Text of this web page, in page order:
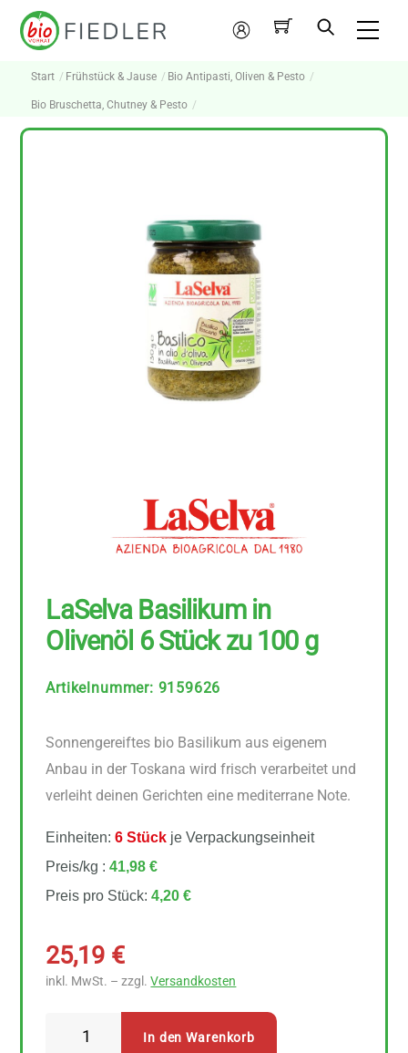
Skip
Mein
Konto
Start Frühstück & Jause Bio Antipasti, Oliven & Pesto
Bio Bruschetta, Chutney & Pesto
LaSelva Basilikum in
Olivenöl 6 Stück zu 100 g
Artikelnummer: 9159626
Sonnengereiftes bio Basilikum aus eigenem
Anbau in der Toskana wird frisch verarbeitet und
verleiht deinen Gerichten eine mediterrane Note.
Einheiten:6 Stück je Verpackungseinheit
Preis/kg :41,98 €
Preis pro Stück:4,20 €
25,19 €
inkl. MwSt. – zzgl.Versandkosten
In den Warenkorb